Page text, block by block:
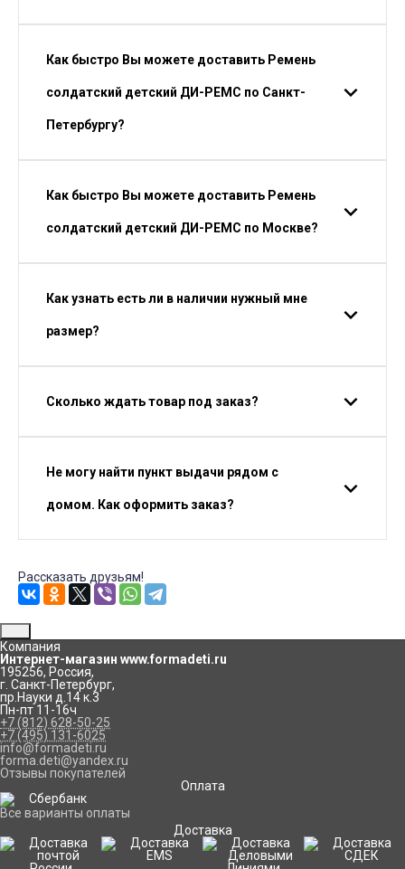
Как быстро Вы можете доставить Ремень
солдатский детский ДИ-РЕМС по Санкт-
Петербургу?
Как быстро Вы можете доставить Ремень
солдатский детский ДИ-РЕМС по Москве?
Как узнать есть ли в наличии нужный мне
размер?
Сколько ждать товар под заказ?
Не могу найти пункт выдачи рядом с
домом. Как оформить заказ?
Рассказать друзьям!
Компания
Интернет-магазин www.formadeti.ru
195256, Россия,
г. Санкт-Петербург,
пр.Науки д.14 к.3
Пн-пт 11-16ч
+7 (812) 628-50-25
+7 (495) 131-6025
info@formadeti.ru
forma.deti@yandex.ru
Отзывы покупателей
Оплата
Все варианты оплаты
Доставка